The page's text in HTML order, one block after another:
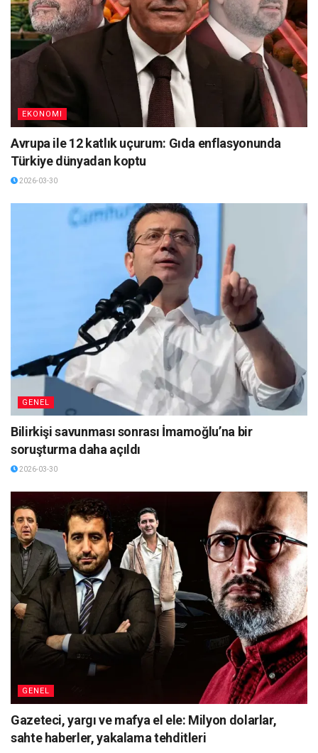
EKONOMI
Avrupa ile 12 katlık uçurum: Gıda enflasyonunda
Türkiye dünyadan koptu
2026-03-30
GENEL
Bilirkişi savunması sonrası İmamoğlu’na bir
soruşturma daha açıldı
2026-03-30
GENEL
Gazeteci, yargı ve mafya el ele: Milyon dolarlar,
sahte haberler, yakalama tehditleri